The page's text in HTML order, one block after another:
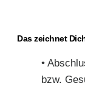
Das zeichnet
•
bzw.